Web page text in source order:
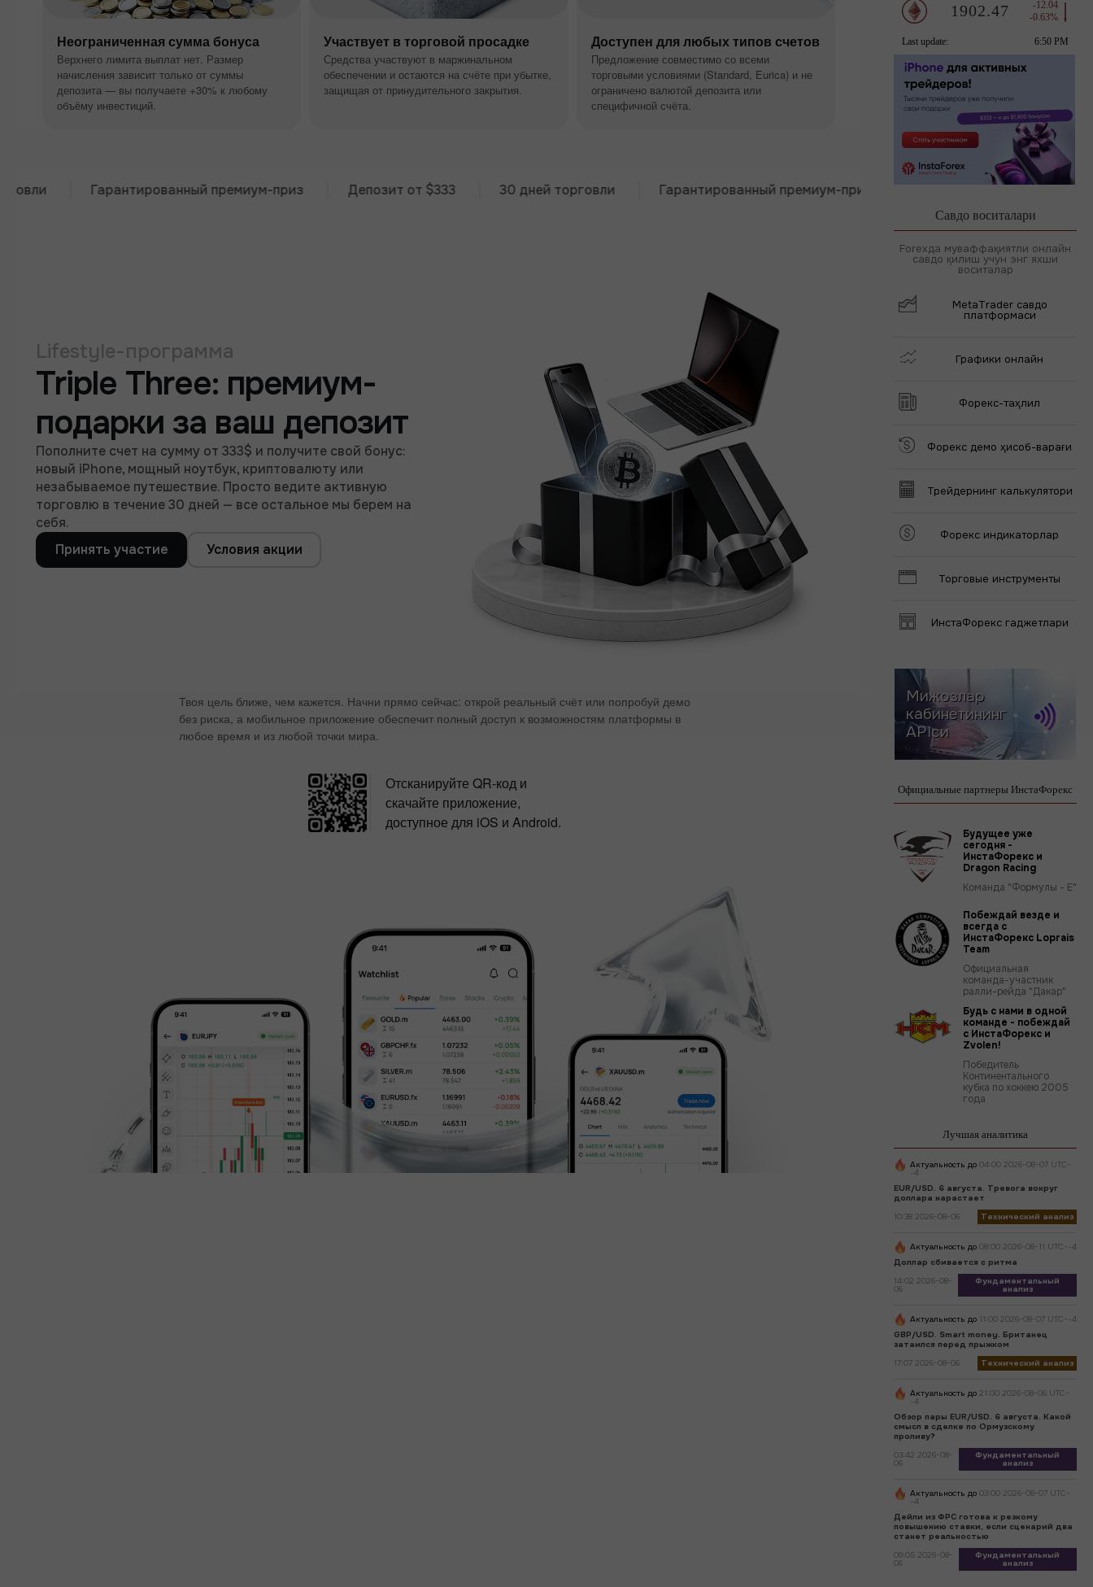
Неограниченная сумма бонуса
Верхнего лимита выплат нет. Размер
начисления зависит только от суммы
депозита — вы получаете +30% к любому
объёму инвестиций.
Участвует в торговой просадке
Средства участвуют в маржинальном
обеспечении и остаются на счёте при убытке,
защищая от принудительного закрытия.
Доступен для любых типов счетов
Предложение совместимо со всеми
торговыми условиями (Standard, Eurica) и не
ограничено валютой депозита или
специфичной счёта.
Гарантированный премиум-приз Депозит от $333 30 дней торговли Гарантированный премиум-приз 30 дней
Lifestyle-программа
Triple Three: премиум-
подарки за ваш депозит
Пополните счет на сумму от 333$ и получите свой бонус:
новый iPhone, мощный ноутбук, криптовалюту или
незабываемое путешествие. Просто ведите активную
торговлю в течение 30 дней — все остальное мы берем на
себя.
Принять участие
Условия акции
Твоя цель ближе, чем кажется. Начни прямо сейчас: открой реальный счёт или попробуй демо
без риска, а мобильное приложение обеспечит полный доступ к возможностям платформы в
любое время и из любой точки мира.
Отсканируйте QR-код и
скачайте приложение,
доступное для iOS и Android.
Савдо воситалари
Forexда муваффақиятли онлайн
савдо қилиш учун энг яхши
воситалар
MetaTrader савдо
платформаси
Графики онлайн
Форекс-таҳлил
Форекс демо ҳисоб-варағи
Трейдернинг калькулятори
Форекс индикаторлар
Торговые инструменты
ИнстаФорекс гаджетлари
Мижозлар
кабинетининг
APIси
Официальные партнеры ИнстаФорекс
Будущее уже
сегодня -
ИнстаФорекс и
Dragon Racing
Команда "Формулы - Е"
Побеждай везде и
всегда с
ИнстаФорекс Loprais
Team
Официальная
команда-участник
ралли-рейда "Дакар"
Будь с нами в одной
команде - побеждай
с ИнстаФорекс и
Zvolen!
Победитель
Континентального
кубка по хоккею 2005
года
Лучшая аналитика
Актуальность до 04:00 2026-08-07 UTC-
-4
EUR/USD. 6 августа. Тревога вокруг
доллара нарастает
10:38 2026-08-06
Технический анализ
Актуальность до 08:00 2026-08-11 UTC--4
Доллар сбивается с ритма
14:02 2026-08-
06
Фундаментальный
анализ
Актуальность до 11:00 2026-08-07 UTC--4
GBP/USD. Smart money. Британец
затаился перед прыжком
17:07 2026-08-06
Технический анализ
Актуальность до 21:00 2026-08-06 UTC-
-4
Обзор пары EUR/USD. 6 августа. Какой
смысл в сделке по Ормузскому
проливу?
03:42 2026-08-
06
Фундаментальный
анализ
Актуальность до 03:00 2026-08-07 UTC-
-4
Дейли из ФРС готова к резкому
повышению ставки, если сценарий два
станет реальностью
09:05 2026-08-
06
Фундаментальный
анализ